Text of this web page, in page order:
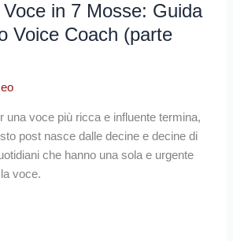
Voce in 7 Mosse: Guida
Voice Coach (parte
una voce più ricca e influente termina,
post nasce dalle decine e decine di
che hanno una sola e urgente
voce.